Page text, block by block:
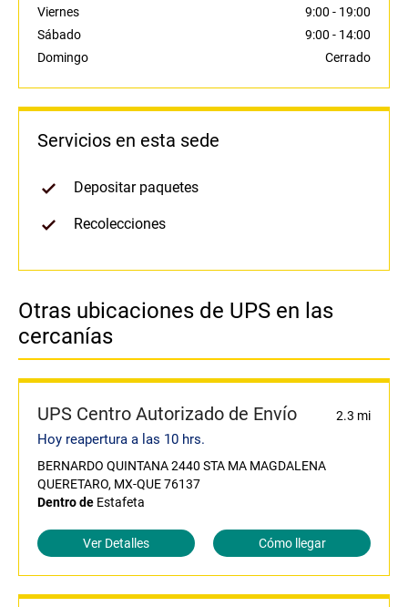
Viernes
9:00 - 19:00
Sábado
9:00 - 14:00
Domingo
Cerrado
Servicios en esta sede
Depositar paquetes
Recolecciones
Otras ubicaciones de UPS en las
cercanías
UPS Centro Autorizado de Envío 2.3 mi
Hoy reapertura a las 10 hrs.
BERNARDO QUINTANA 2440 STA MA MAGDALENA
QUERETARO, MX-QUE 76137
Dentro de Estafeta
Ver Detalles Cómo llegar